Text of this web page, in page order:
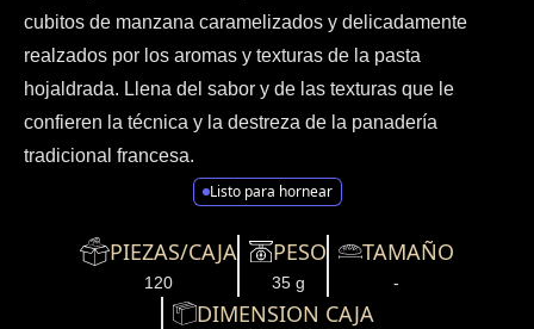
cubitos de manzana caramelizados y delicadamente
realzados por los aromas y texturas de la pasta
hojaldrada. Llena del sabor y de las texturas que le
confieren la técnica y la destreza de la panadería
tradicional francesa.
Listo para hornear
PIEZAS/CAJA
120
PESO
35 g
TAMAÑO
-
DIMENSION CAJA